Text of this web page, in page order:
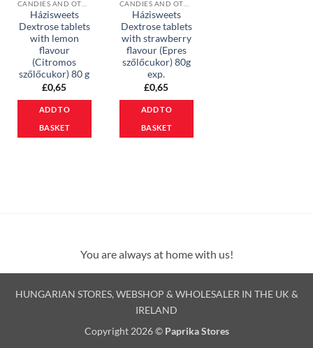
Házisweets
Dextrose tablets
with lemon
flavour
(Citromos
szőlőcukor) 80 g
£0,65
ADD TO
BASKET
Házisweets
Dextrose tablets
with strawberry
flavour (Epres
szőlőcukor) 80g
exp.
£0,65
ADD TO
BASKET
You are always at home with us!
HUNGARIAN STORES, WEBSHOP & WHOLESALER IN THE UK &
IRELAND
Copyright 2026 © Paprika Stores